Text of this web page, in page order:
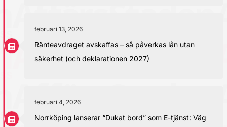
februari 13, 2026
Ränteavdraget avskaffas – så påverkas lån utan
säkerhet (och deklarationen 2027)
februari 4, 2026
Norrköping lanserar “Dukat bord” som E-tjänst: Väg